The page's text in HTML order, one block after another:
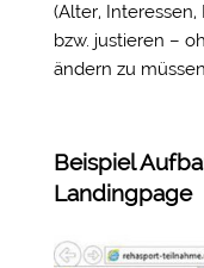
(Alter, Interessen,
bzw. justieren –
ändern zu
Beispiel
Landingpage